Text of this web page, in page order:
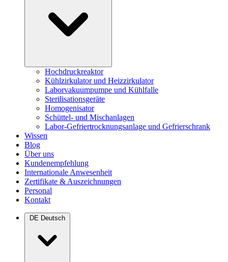
Hochdruckreaktor
Kühlzirkulator und Heizzirkulator
Laborvakuumpumpe und Kühlfalle
Sterilisationsgeräte
Homogenisator
Schüttel- und Mischanlagen
Labor-Gefriertrocknungsanlage und Gefrierschrank
Wissen
Blog
Über uns
Kundenempfehlung
Internationale Anwesenheit
Zertifikate & Auszeichnungen
Personal
Kontakt
DE Deutsch